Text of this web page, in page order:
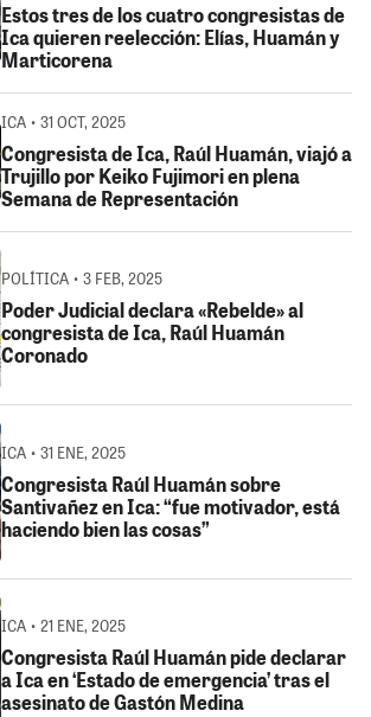
Estos tres de los cuatro congresistas de
Ica quieren reelección: Elías, Huamán y
Marticorena
ICA • 31 OCT, 2025
Congresista de Ica, Raúl Huamán, viajó a
Trujillo por Keiko Fujimori en plena
Semana de Representación
POLÍTICA • 3 FEB, 2025
Poder Judicial declara «Rebelde» al
congresista de Ica, Raúl Huamán
Coronado
ICA • 31 ENE, 2025
Congresista Raúl Huamán sobre
Santivañez en Ica: “fue motivador, está
haciendo bien las cosas”
ICA • 21 ENE, 2025
Congresista Raúl Huamán pide declarar
a Ica en ‘Estado de emergencia’ tras el
asesinato de Gastón Medina